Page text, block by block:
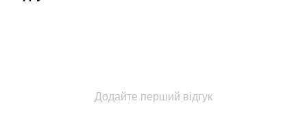
Додайте перший відгук